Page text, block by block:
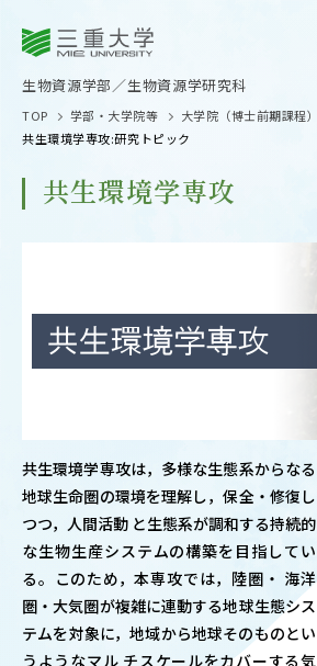
生物資源学部 生物資源学研究科
卒業生の方へ
TOP 学部・大学院等 大学院（博士前期課程）
共生環境学専攻:研究トピック
共生環境学専攻
共生環境学専攻は，多様な生態系からなる
地球生命圏の環境を理解し，保全・修復し
つつ，人間活動 と生態系が調和する持続的
な生物生産システムの構築を目指してい
る。このため，本専攻では，陸圏・ 海洋
圏・大気圏が複雑に連動する地球生態シス
テムを対象に，地域から地球そのものとい
うようなマル チスケールをカバーする気